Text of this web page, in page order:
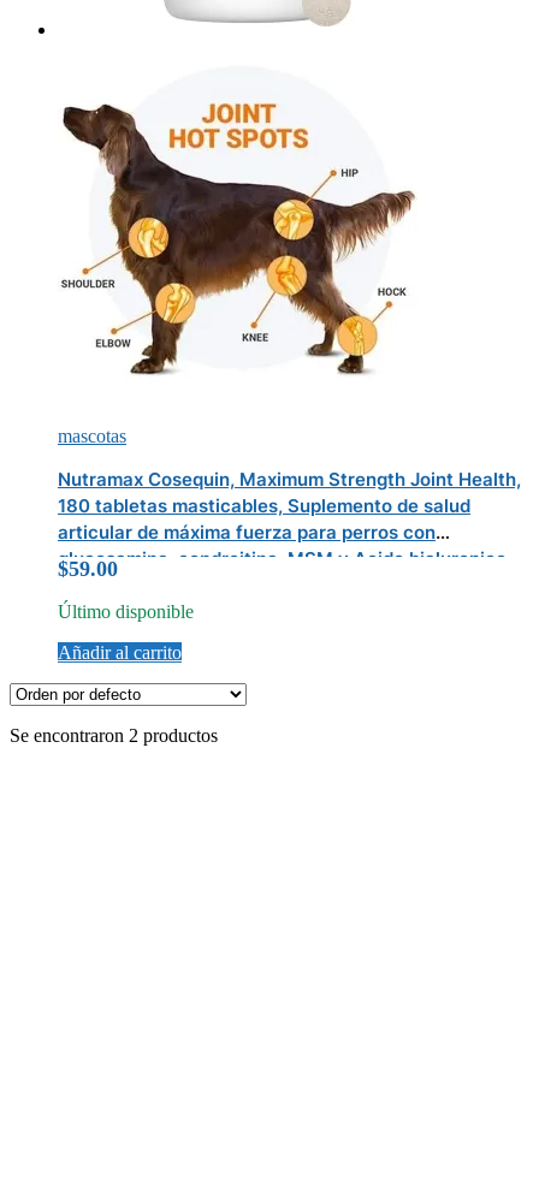
mascotas
Nutramax Cosequin, Maximum Strength Joint Health,
180 tabletas masticables, Suplemento de salud
articular de máxima fuerza para perros con
glucosamina, condroitina, MSM y Acido hialuronico,
$59.00
Último disponible
Añadir al carrito
Se encontraron 2 productos